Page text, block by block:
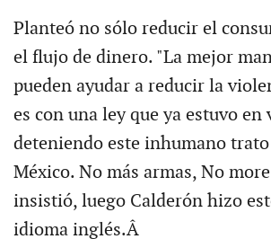
Planteó no sólo reducir el
el flujo de dinero. "La mejor
pueden ayudar a reducir la
es con una ley que ya estuvo en
deteniendo este inhumano trato
México. No más armas, No
insistió, luego Calderón hizo
idioma inglés.Â